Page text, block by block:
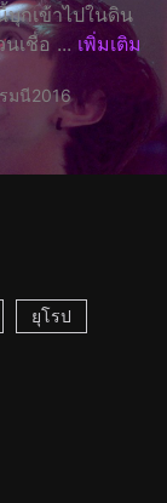
บุกเข้าไปในดิน
เชื่อ ... เพิ่มเติม
มนี2016
ยุโรป